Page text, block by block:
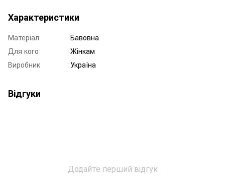
Характеристики
Матеріал
Бавовна
Для кого
Жінкам
Виробник
Україна
Відгуки
Додайте перший відгук